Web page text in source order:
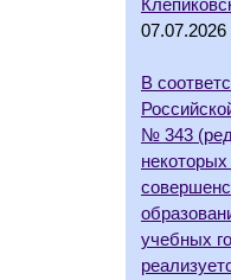
07.07.2026
В
№ 343
учебных